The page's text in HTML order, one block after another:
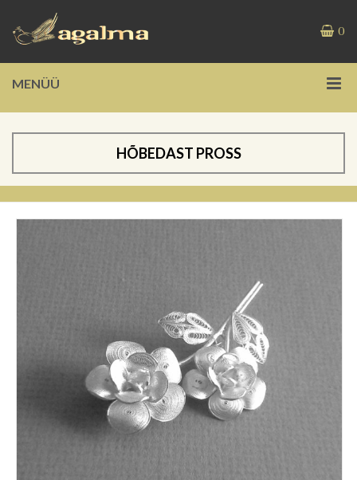
0
MENÜÜ
HÕBEDAST PROSS